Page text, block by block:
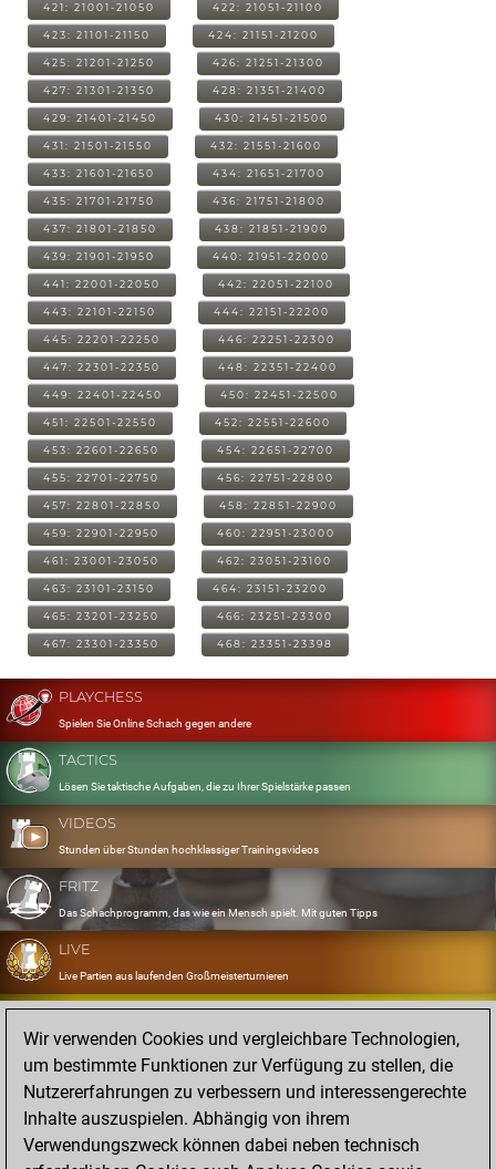
421: 21001-21050 422: 21051-21100
423: 21101-21150 424: 21151-21200
425: 21201-21250 426: 21251-21300
427: 21301-21350 428: 21351-21400
429: 21401-21450 430: 21451-21500
431: 21501-21550 432: 21551-21600
433: 21601-21650 434: 21651-21700
435: 21701-21750 436: 21751-21800
437: 21801-21850 438: 21851-21900
439: 21901-21950 440: 21951-22000
441: 22001-22050 442: 22051-22100
443: 22101-22150 444: 22151-22200
445: 22201-22250 446: 22251-22300
447: 22301-22350 448: 22351-22400
449: 22401-22450 450: 22451-22500
451: 22501-22550 452: 22551-22600
453: 22601-22650 454: 22651-22700
455: 22701-22750 456: 22751-22800
457: 22801-22850 458: 22851-22900
459: 22901-22950 460: 22951-23000
461: 23001-23050 462: 23051-23100
463: 23101-23150 464: 23151-23200
465: 23201-23250 466: 23251-23300
467: 23301-23350 468: 23351-23398
PLAYCHESS
Spielen Sie Online Schach gegen andere
TACTICS
Lösen Sie taktische Aufgaben, die zu Ihrer Spielstärke passen
VIDEOS
Stunden über Stunden hochklassiger Trainingsvideos
FRITZ
Das Schachprogramm, das wie ein Mensch spielt. Mit guten Tipps
LIVE
Live Partien aus laufenden Großmeisterturnieren
OPENINGS
Erfassen und Üben Sie Ihr Eröffnungsrepertoire
DATABASE
Acht Millionen starke Partien
MYGAMES
Speichern und analysieren Sie eigene Partien in der Cloud
Wir verwenden Cookies und vergleichbare Technologien,
um bestimmte Funktionen zur Verfügung zu stellen, die
Nutzererfahrungen zu verbessern und interessengerechte
Inhalte auszuspielen. Abhängig von ihrem
Verwendungszweck können dabei neben technisch